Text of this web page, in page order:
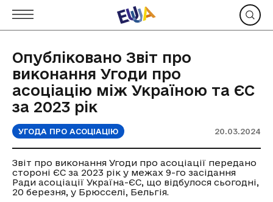
Опубліковано Звіт про
виконання Угоди про
асоціацію між Україною та ЄС
за 2023 рік
УГОДА ПРО АСОЦІАЦІЮ 20.03.2024
Звіт про виконання Угоди про асоціації передано
стороні ЄС за 2023 рік у межах 9-го засідання
Ради асоціації Україна-ЄС, що відбулося сьогодні,
20 березня, у Брюсселі, Бельгія.